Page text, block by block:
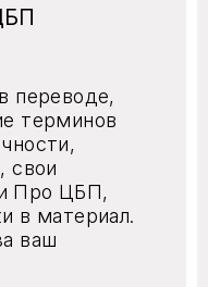
переводе,
терминов
свои
Про ЦБП,
в материал.
ваш